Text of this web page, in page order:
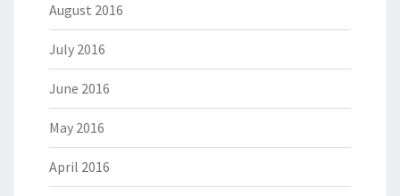
August 2016
July 2016
June 2016
May 2016
April 2016